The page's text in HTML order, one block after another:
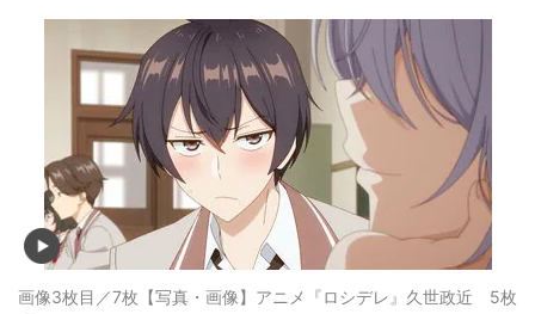
画像3枚目／7枚 【写真・画像】アニメ『ロシデレ』久世政近 5枚